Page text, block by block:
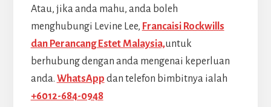
Atau, jika anda mahu, anda boleh
menghubungi Levine Lee, Francaisi Rockwills
dan Perancang Estet Malaysia,untuk
berhubung dengan anda mengenai keperluan
anda. WhatsApp dan telefon bimbitnya ialah
+6012-684-0948